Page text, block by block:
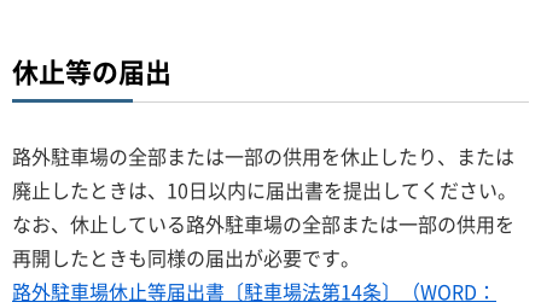
休止等の届出
路外駐車場の全部または一部の供用を休止したり、または
廃止したときは、10日以内に届出書を提出してください。
なお、休止している路外駐車場の全部または一部の供用を
再開したときも同様の届出が必要です。
路外駐車場休止等届出書〔駐車場法第14条〕（WORD：